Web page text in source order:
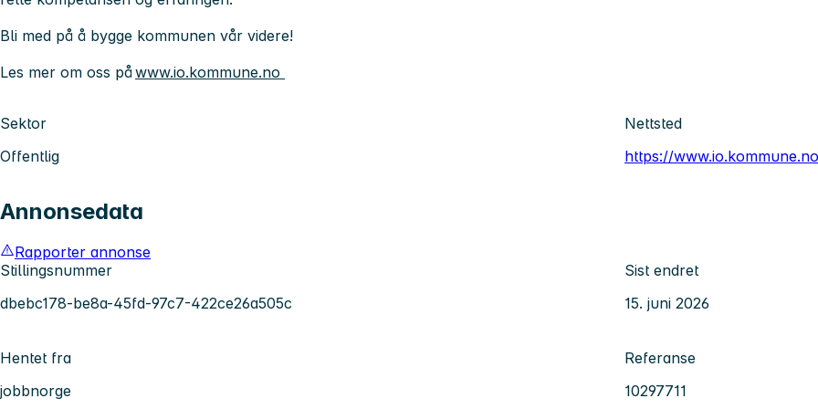
Bli med på å bygge kommunen vår videre!
Les mer om oss påwww.io.kommune.no
Sektor
Offentlig
Nettsted
https://
Annonsedata
Rapporter annonse
Stillingsnummer
dbebc178-be8a-45fd-97c7-422ce26a505c
Sist endret
15. juni 2026
Hentet fra
jobbnorge
Referanse
10297711